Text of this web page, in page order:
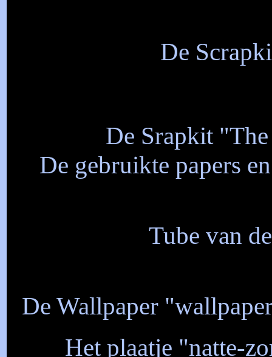
De
De Srapkit
De gebruikte papers
Tube van
De Wallpaper
Het plaatje "natte-